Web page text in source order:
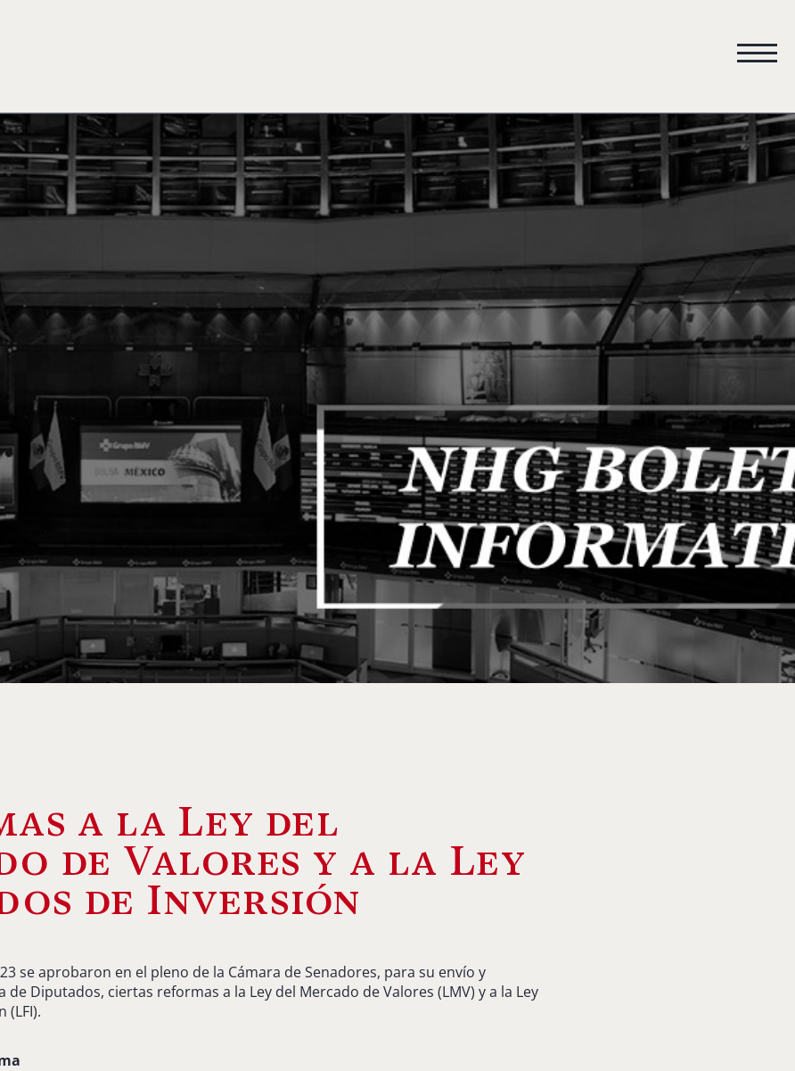
a la Ley del
de Valores y a la Ley
de Inversión
se aprobaron en el pleno de la Cámara de Senadores, para su envío y
de Diputados, ciertas reformas a la Ley del Mercado de Valores (LMV) y a la Ley
(LFI).